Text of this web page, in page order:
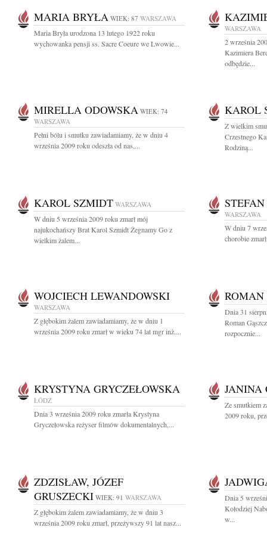
MARIA BRYŁA WIEK: 87 WARSZAWA
Maria Bryła urodzona 13 lutego 1922 roku
wychowanka pensji ss. Sacre Coeure we Lwowie...
WARSZAWA
2 września
Kazimiera
odbędzie...
MIRELLA ODOWSKA WIEK: 74
WARSZAWA
Pełni bólu i smutku zawiadamiamy, że w dniu 4
września 2009 roku odeszła od nas,...
KAROL
Z wielkim
Crzestnego
Rodziną...
KAROL SZMIDT WARSZAWA
W dniu 5 września 2009 roku zmarł mój
najukochańszy Brat Karol Szmidt Żegnamy Go z
wielkim żalem...
WARSZAWA
W dniu 7
chorobie
WOJCIECH LEWANDOWSKI
WARSZAWA
Z głębokim żalem zawiadamiamy, że w dniu 1
września 2009 roku zmarł w wieku 74 lat mgr inż....
Dnia 31
Roman
rozpocznie...
KRYSTYNA GRYCZEŁOWSKA
ŁÓDŹ
Dnia 3 września 2009 roku zmarła Krystyna
Gryczełowska reżyser filmów dokumentalnych,...
JANINA
Ze smutkiem
2009 roku,
ZDZISŁAW, JÓZEF
GRUSZECKI WIEK: 91 WARSZAWA
Z głębokim żalem zawiadamiamy, że w dniu 3
września 2009 roku zmarł, przeżywszy 91 lat nasz...
Dnia 5
Kołodziej
w...